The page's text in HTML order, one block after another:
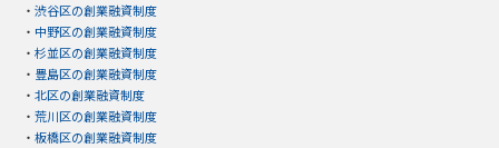
・ 渋谷区の創業融資制度
・ 中野区の創業融資制度
・ 杉並区の創業融資制度
・ 豊島区の創業融資制度
・ 北区の創業融資制度
・ 荒川区の創業融資制度
・ 板橋区の創業融資制度